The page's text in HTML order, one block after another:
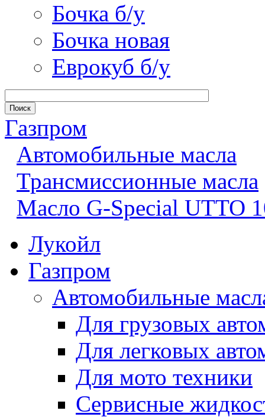
Бочка б/у
Бочка новая
Еврокуб б/у
Газпром
Автомобильные масла
Трансмиссионные масла
Масло G-Special UTTO
Лукойл
Газпром
Автомобильные
Для грузовых
Для легковых
Для мото техники
Сервисные